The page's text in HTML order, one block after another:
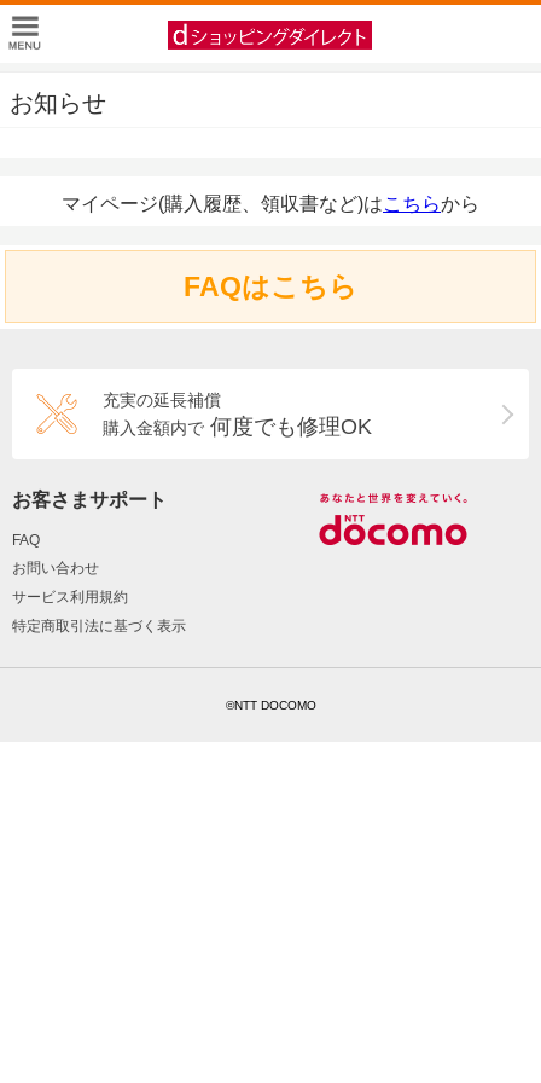
お知らせ
マイページ(購入履歴、領収書など)はこちらから
FAQはこちら
充実の延長補償
購入金額内で 何度でも修理OK
お客さまサポート
FAQ
お問い合わせ
サービス利用規約
特定商取引法に基づく表示
©NTT DOCOMO